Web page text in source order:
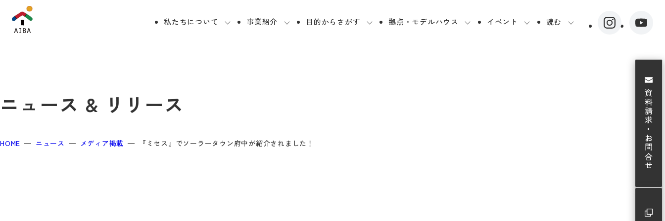
私たちについて 事業紹介 目的からさがす 拠点・モデルハウス イベント 読む
ニュース & リリース
HOME ニュース メディア掲載 『ミセス』でソーラータウン府中が紹介されました！ 資料請求・お問合せ